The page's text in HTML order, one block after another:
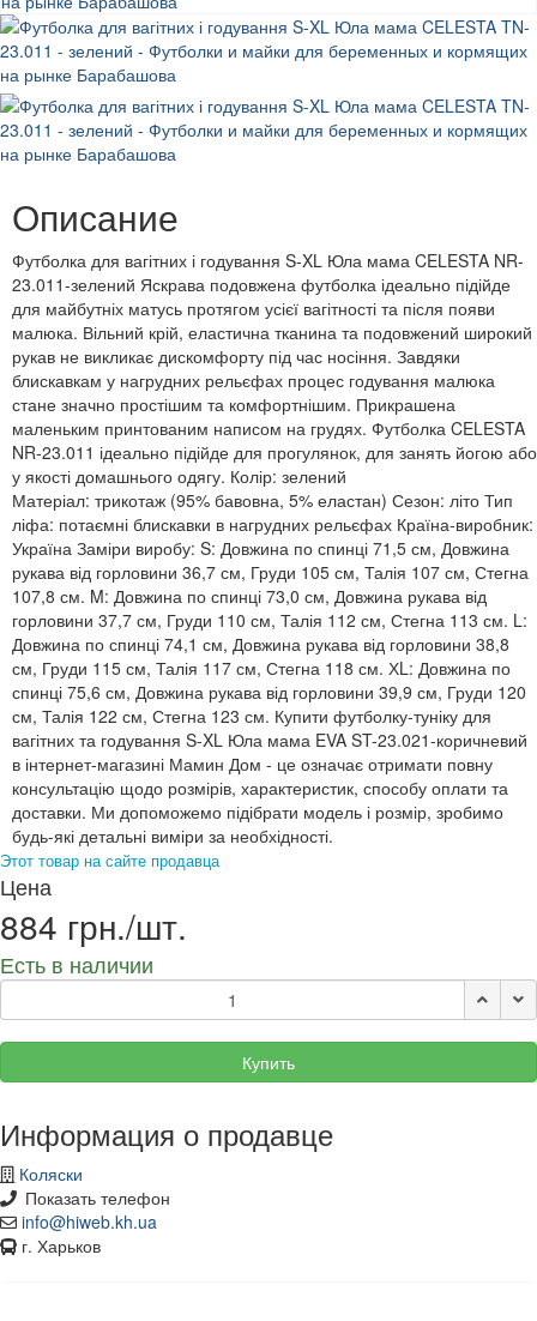
Описание
Футболка для вагітних і годування S-XL Юла мама CELESTA NR-
23.011-зелений Яскрава подовжена футболка ідеально підійде
для майбутніх матусь протягом усієї вагітності та після появи
малюка. Вільний крій, еластична тканина та подовжений широкий
рукав не викликає дискомфорту під час носіння. Завдяки
блискавкам у нагрудних рельєфах процес годування малюка
стане значно простішим та комфортнішим. Прикрашена
маленьким принтованим написом на грудях. Футболка CELESTA
NR-23.011 ідеально підійде для прогулянок, для занять йогою або
у якості домашнього одягу. Колір: зелений
Матеріал: трикотаж (95% бавовна, 5% еластан) Сезон: літо Тип
ліфа: потаємні блискавки в нагрудних рельєфах Країна-виробник:
Україна Заміри виробу: S: Довжина по спинці 71,5 см, Довжина
рукава від горловини 36,7 см, Груди 105 см, Талія 107 см, Стегна
107,8 см. M: Довжина по спинці 73,0 см, Довжина рукава від
горловини 37,7 см, Груди 110 см, Талія 112 см, Стегна 113 см. L:
Довжина по спинці 74,1 см, Довжина рукава від горловини 38,8
см, Груди 115 см, Талія 117 см, Стегна 118 см. ХL: Довжина по
спинці 75,6 см, Довжина рукава від горловини 39,9 см, Груди 120
см, Талія 122 см, Стегна 123 см. Купити футболку-туніку для
вагітних та годування S-XL Юла мама EVA ST-23.021-коричневий
в інтернет-магазині Мамин Дом - це означає отримати повну
консультацію щодо розмірів, характеристик, способу оплати та
доставки. Ми допоможемо підібрати модель і розмір, зробимо
будь-які детальні виміри за необхідності.
Этот товар на сайте продавца
Цена
884 грн./шт.
Есть в наличии
Купить
Информация о продавце
Коляски
Показать телефон
info@hiweb.kh.ua
г. Харьков